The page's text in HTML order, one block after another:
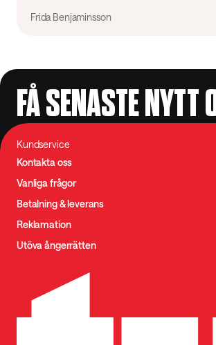
Frida Benjaminsson
FÅ SENASTE NYTT
Kundservice
Kontakta oss
Vanliga frågor
Betalning & leverans
Reklamation
Utöva ångerrätten